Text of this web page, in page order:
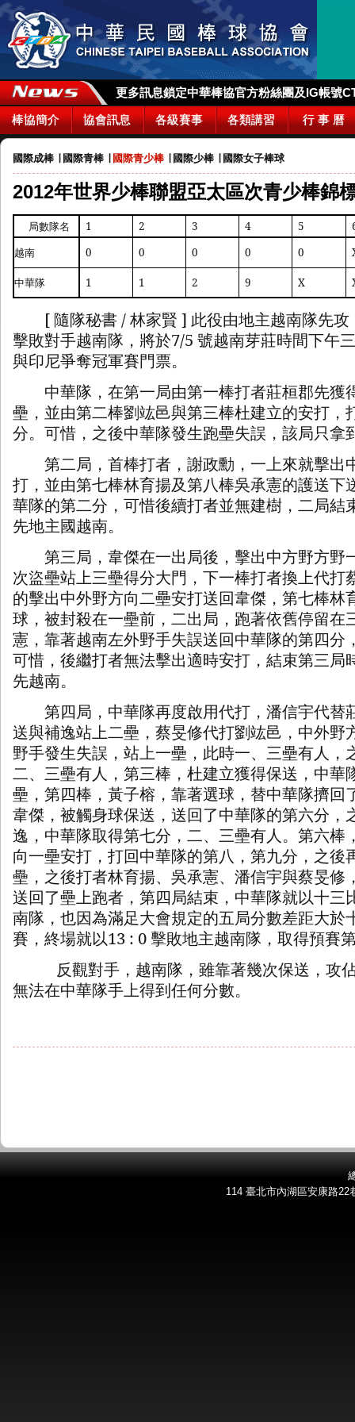
更多訊息鎖定中華棒協官方粉絲團及IG帳號
棒協簡介 協會訊息 各級賽事 各類講習 行 事 曆
國際成棒 國際青棒 國際青少棒 國際少棒 國際女子棒球
2012年世界少棒聯盟亞太區次青少棒錦
局數隊名 1 2 3 4 5
越南
0 0 0 0 0
中華隊 1 1 2 9 X
[ 隨隊秘書 /林家賢 ] 此役由地主越南隊先
擊敗對手越南隊，將於7/5 號越南芽莊時間下午
與印尼爭奪冠軍賽門票。
中華隊，在第一局由第一棒打者莊桓郡先獲
壘，並由第二棒劉竑邑與第三棒杜建立的安打，
分。可惜，之後中華隊發生跑壘失誤，該局只拿
第二局，首棒打者，謝政勳，一上來就擊出
打，並由第七棒林育揚及第八棒吳承憲的護送下
華隊的第二分，可惜後續打者並無建樹，二局結
先地主國越南。
第三局，韋傑在一出局後，擊出中方野方野
次盜壘站上三壘得分大門，下一棒打者換上代打
的擊出中外野方向二壘安打送回韋傑，第七棒林
球，被封殺在一壘前，二出局，跑著依舊停留在
憲，靠著越南左外野手失誤送回中華隊的第四分
可惜，後繼打者無法擊出適時安打，結束第三局
先越南。
第四局，中華隊再度啟用代打，潘信宇代替
送與補逸站上二壘，蔡旻修代打劉竑邑，中外野
野手發生失誤，站上一壘，此時一、三壘有人，
二、三壘有人，第三棒，杜建立獲得保送，中華
壘，第四棒，黃子榕，靠著選球，替中華隊擠回
韋傑，被觸身球保送，送回了中華隊的第六分，
逸，中華隊取得第七分，二、三壘有人。第六棒
向一壘安打，打回中華隊的第八，第九分，之後
壘，之後打者林育揚、吳承憲、潘信宇與蔡旻修
送回了壘上跑者，第四局結束，中華隊就以十三
南隊，也因為滿足大會規定的五局分數差距大於
賽，終場就以13 : 0 擊敗地主越南隊，取得預賽
反觀對手，越南隊，雖靠著幾次保送，攻
無法在中華隊手上得到任何分數。
114 臺北市內湖區安康路22